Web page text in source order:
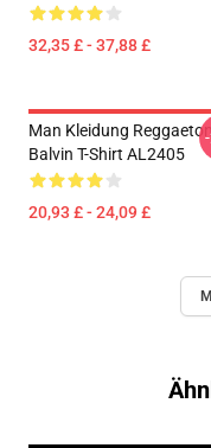
32,35 £ - 37,88 £
Man Kleidung
Balvin T-Shirt AL2405
20,93 £ - 24,09 £